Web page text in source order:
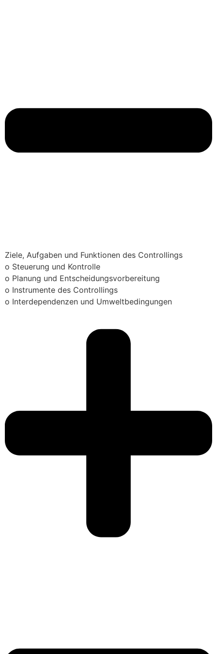
Ziele, Aufgaben und Funktionen des Controllings
o Steuerung und Kontrolle
o Planung und Entscheidungsvorbereitung
o Instrumente des Controllings
o Interdependenzen und Umweltbedingungen